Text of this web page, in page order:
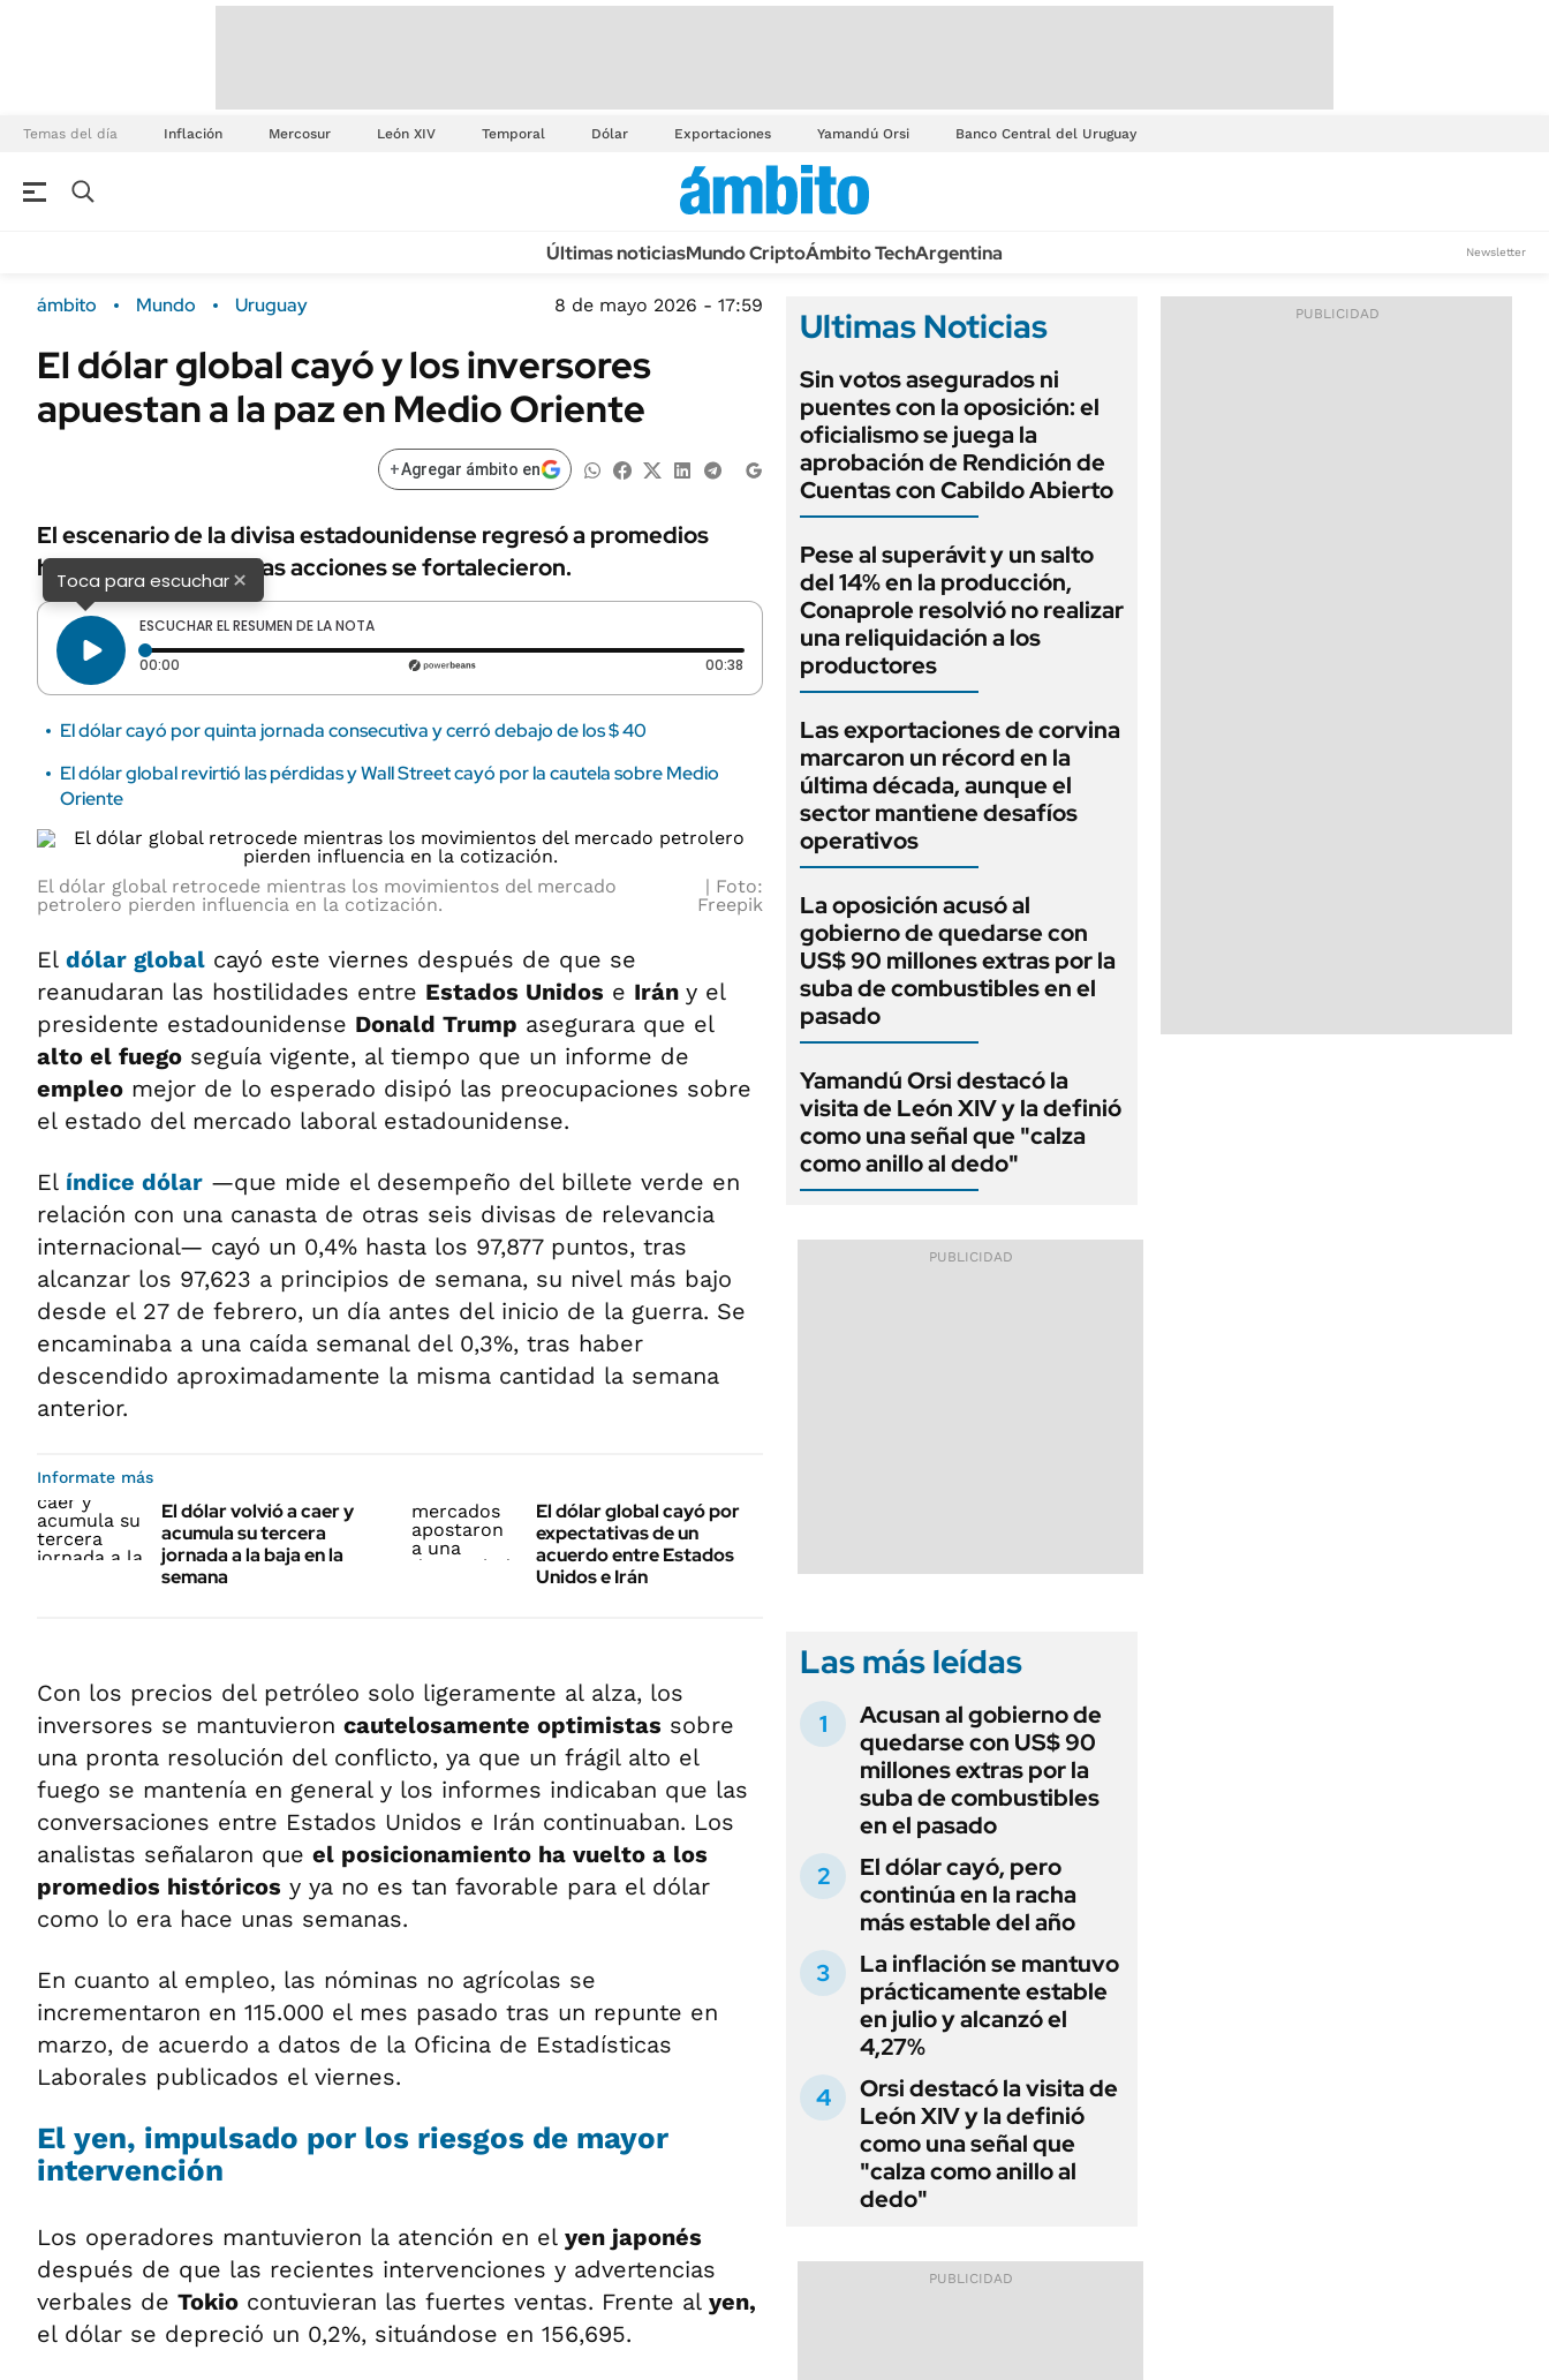
Temas del día Inflación Mercosur León XIV Temporal Dólar Exportaciones Yamandú Orsi Banco Central del Uruguay
Últimas noticiasMundo CriptoÁmbito TechArgentina Newsletter
ámbito Mundo Uruguay 8 de mayo 2026 - 17:59
El dólar global cayó y los inversores
apuestan a la paz en Medio Oriente
+Agregar ámbito en
El escenario de la divisa estadounidense regresó a promedios
históricos, mientras las acciones se fortalecieron.
Toca para escuchar×
ESCUCHAR EL RESUMEN DE LA NOTA
00:00 Tiempo transcurrido: 0 segundos 00:38Duración: 38 segundos
El dólar cayó por quinta jornada consecutiva y cerró debajo de los $ 40
El dólar global revirtió las pérdidas y Wall Street cayó por la cautela sobre Medio
Oriente
El dólar global retrocede mientras los movimientos del mercado
petrolero pierden influencia en la cotización.
Foto:
Freepik
El dólar global cayó este viernes después de que se
reanudaran las hostilidades entre Estados Unidos e Irán y el
presidente estadounidense Donald Trump asegurara que el
alto el fuego seguía vigente, al tiempo que un informe de
empleo mejor de lo esperado disipó las preocupaciones sobre
el estado del mercado laboral estadounidense.
El índice dólar —que mide el desempeño del billete verde en
relación con una canasta de otras seis divisas de relevancia
internacional— cayó un 0,4% hasta los 97,877 puntos, tras
alcanzar los 97,623 a principios de semana, su nivel más bajo
desde el 27 de febrero, un día antes del inicio de la guerra. Se
encaminaba a una caída semanal del 0,3%, tras haber
descendido aproximadamente la misma cantidad la semana
anterior.
Informate más
El dólar volvió a caer y
acumula su tercera
jornada a la baja en la
semana
El dólar global cayó por
expectativas de un
acuerdo entre Estados
Unidos e Irán
Con los precios del petróleo solo ligeramente al alza, los
inversores se mantuvieron cautelosamente optimistas sobre
una pronta resolución del conflicto, ya que un frágil alto el
fuego se mantenía en general y los informes indicaban que las
conversaciones entre Estados Unidos e Irán continuaban. Los
analistas señalaron que el posicionamiento ha vuelto a los
promedios históricos y ya no es tan favorable para el dólar
como lo era hace unas semanas.
En cuanto al empleo, las nóminas no agrícolas se
incrementaron en 115.000 el mes pasado tras un repunte en
marzo, de acuerdo a datos de la Oficina de Estadísticas
Laborales publicados el viernes.
El yen, impulsado por los riesgos de mayor
intervención
Los operadores mantuvieron la atención en el yen japonés
después de que las recientes intervenciones y advertencias
verbales de Tokio contuvieran las fuertes ventas. Frente al yen,
el dólar se depreció un 0,2%, situándose en 156,695.
Ultimas Noticias
Sin votos asegurados ni
puentes con la oposición: el
oficialismo se juega la
aprobación de Rendición de
Cuentas con Cabildo Abierto
Pese al superávit y un salto
del 14% en la producción,
Conaprole resolvió no realizar
una reliquidación a los
productores
Las exportaciones de corvina
marcaron un récord en la
última década, aunque el
sector mantiene desafíos
operativos
La oposición acusó al
gobierno de quedarse con
US$ 90 millones extras por la
suba de combustibles en el
pasado
Yamandú Orsi destacó la
visita de León XIV y la definió
como una señal que "calza
como anillo al dedo"
Las más leídas
Acusan al gobierno de
quedarse con US$ 90
millones extras por la
suba de combustibles
en el pasado
El dólar cayó, pero
continúa en la racha
más estable del año
La inflación se mantuvo
prácticamente estable
en julio y alcanzó el
4,27%
Orsi destacó la visita de
León XIV y la definió
como una señal que
"calza como anillo al
dedo"